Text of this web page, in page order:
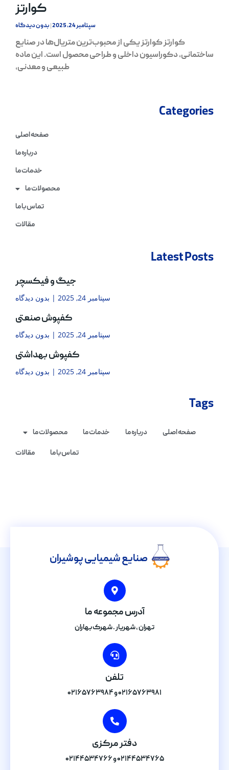
کوارتز
سپتامبر 24, 2025 بدون دیدگاه
کوارتز کوارتز یکی از محبوب‌ترین متریال‌ها در صنایع
ساختمانی، دکوراسیون داخلی و طراحی محصول است. این ماده
طبیعی و معدنی،
Categories
صفحه اصلی
درباره ما
خدمات ما
محصولات ما
تماس با ما
مقالات
Latest Posts
جیگ و فیکسچر
سپتامبر 24, 2025 بدون دیدگاه
کفپوش صنعتی
سپتامبر 24, 2025 بدون دیدگاه
کفپوش بهداشتی
سپتامبر 24, 2025 بدون دیدگاه
Tags
صفحه اصلی درباره ما خدمات ما
محصولات ما
تماس با ما
مقالات
صنایع شیمیایی پوشیران
آدرس مجموعه ما
تهران , شهریار . شهرک بهاران
تلفن
۰۲۱۶۵۷۶۳۹۸۱ و ۰۲۱۶۵۷۶۳۹۸۴
دفتر مرکزی
۰۲۱۴۴۵۳۴۷۶۵ و ۰۲۱۴۴۵۳۴۷۶۶